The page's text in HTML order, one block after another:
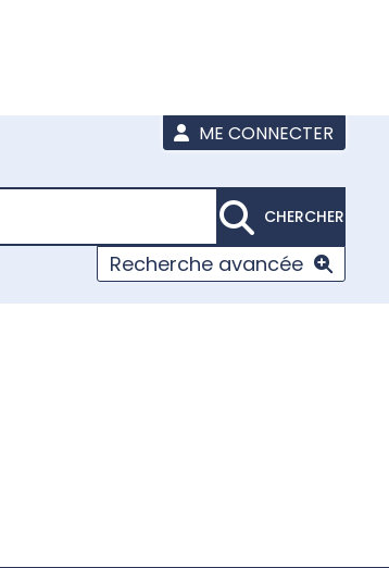
ME CONNECTER
CHERCHER
Recherche avancée